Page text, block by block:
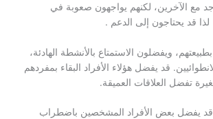
مع الآخرين، لكنهم يواجهون صعوبة في
لذا قد يحتاجون إلى الدعم .
ويفضلون الاستمتاع بالأنشطة الهادئة،
قد يفضل هؤلاء الأفراد البقاء بمفردهم
تفضل العلاقات العميقة.
قد يفضل بعض الأفراد المشخصين باضطراب